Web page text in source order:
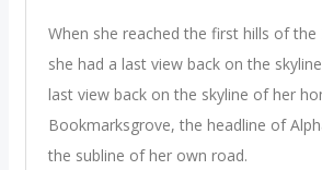
When she reached the first hills of
she had a last view back on the
last view back on the skyline of her
Bookmarksgrove, the headline of
the subline of her own road.